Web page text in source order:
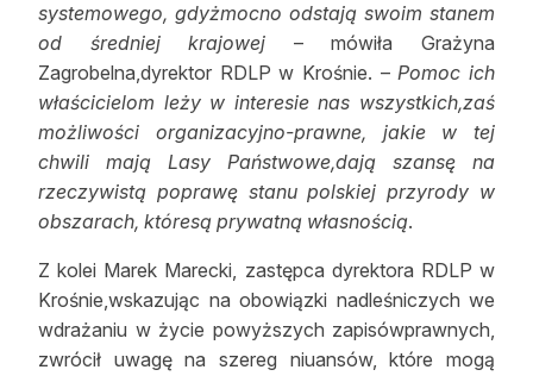
systemowego, gdyżmocno odstają swoim stanem
od średniej krajowej – mówiła Grażyna
Zagrobelna,dyrektor RDLP w Krośnie. –Pomoc ich
właścicielom leży w interesie nas wszystkich,zaś
możliwości organizacyjno-prawne, jakie w tej
chwili mają Lasy Państwowe,dają szansę na
rzeczywistą poprawę stanu polskiej przyrody w
obszarach, któresą prywatną własnością.
Z kolei Marek Marecki, zastępca dyrektora RDLP w
Krośnie,wskazując na obowiązki nadleśniczych we
wdrażaniu w życie powyższych zapisówprawnych,
zwrócił uwagę na szereg niuansów, które mogą